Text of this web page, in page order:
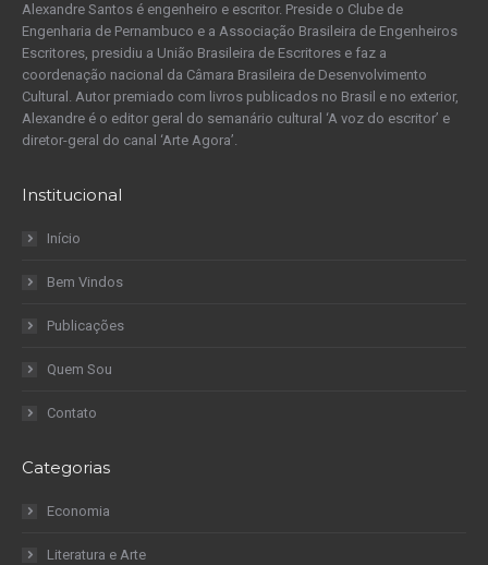
Alexandre Santos é engenheiro e escritor. Preside o Clube de
Engenharia de Pernambuco e a Associação Brasileira de Engenheiros
Escritores, presidiu a União Brasileira de Escritores e faz a
coordenação nacional da Câmara Brasileira de Desenvolvimento
Cultural. Autor premiado com livros publicados no Brasil e no exterior,
Alexandre é o editor geral do semanário cultural ‘A voz do escritor’ e
diretor-geral do canal ‘Arte Agora’.
Institucional
Início
Bem Vindos
Publicações
Quem Sou
Contato
Categorias
Economia
Literatura e Arte